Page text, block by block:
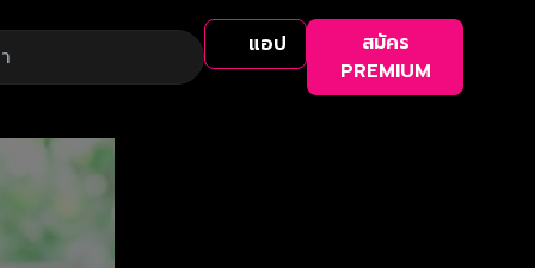
แอป
สมัคร
PREMIUM